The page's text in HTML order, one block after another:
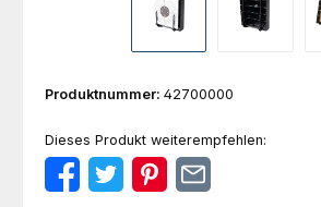
Produktnummer: 42700000
Dieses Produkt weiterempfehlen: